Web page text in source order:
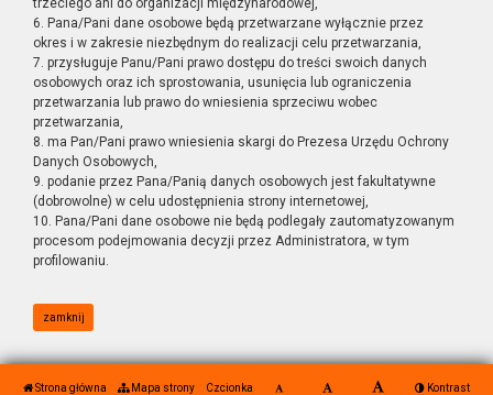
trzeciego ani do organizacji międzynarodowej,
6. Pana/Pani dane osobowe będą przetwarzane wyłącznie przez
okres i w zakresie niezbędnym do realizacji celu przetwarzania,
7. przysługuje Panu/Pani prawo dostępu do treści swoich danych
osobowych oraz ich sprostowania, usunięcia lub ograniczenia
przetwarzania lub prawo do wniesienia sprzeciwu wobec
przetwarzania,
8. ma Pan/Pani prawo wniesienia skargi do Prezesa Urzędu Ochrony
Danych Osobowych,
9. podanie przez Pana/Panią danych osobowych jest fakultatywne
(dobrowolne) w celu udostępnienia strony internetowej,
10. Pana/Pani dane osobowe nie będą podlegały zautomatyzowanym
procesom podejmowania decyzji przez Administratora, w tym
profilowaniu.
zamknij
Strona główna Mapa strony Czcionka Kontrast